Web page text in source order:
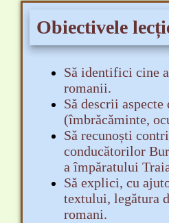
Obiectivele
Să identifici cine
romanii.
Să descrii
(îmbrăcăminte,
Să recunoști
conducătorilor
a împăratului
Să explici, cu
textului, legătura
romani.